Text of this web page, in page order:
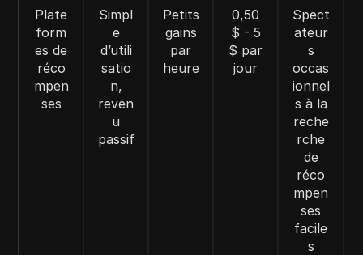
Plate
form
es de
réco
mpen
ses
Simpl
e
d’utili
satio
n,
reven
u
passif
Petits
gains
par
heure
0,50
$ - 5
$ par
jour
Spect
ateur
s
occas
ionnel
s à la
reche
rche
de
réco
mpen
ses
facile
s